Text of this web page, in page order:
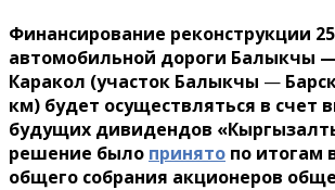
Финансирование реконструкции
автомобильной дороги Балыкчы
Каракол (участок Балыкчы —
км) будет осуществляться в счет
будущих дивидендов
решение было принято по итогам
общего собрания акционеров